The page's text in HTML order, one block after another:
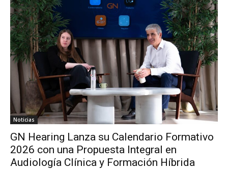
Noticias
GN Hearing Lanza su Calendario Formativo
2026 con una Propuesta Integral en
Audiología Clínica y Formación Híbrida